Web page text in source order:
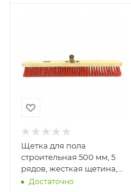
Щетка для пола
строительная 500 мм, 5
рядов, жесткая щетина,
железная тулейка, без
Достаточно